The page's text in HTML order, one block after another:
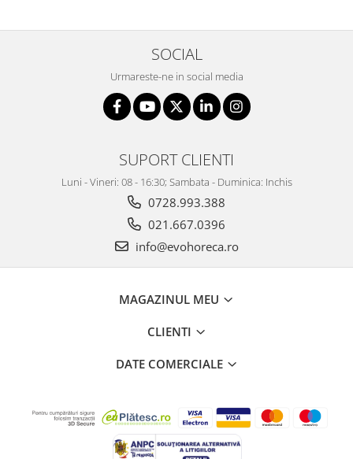
SOCIAL
Urmareste-ne in social media
SUPORT CLIENTI
Luni - Vineri: 08 - 16:30; Sambata - Duminica: Inchis
0728.993.388
021.667.0396
info@evohoreca.ro
MAGAZINUL MEU
CLIENTI
DATE COMERCIALE